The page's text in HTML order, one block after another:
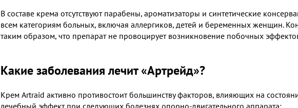
В составе крема отсутствуют парабены, ароматизаторы и синтетические
всем категориям больных, включая аллергиков, детей и беременных женщин.
таким образом, что препарат не провоцирует возникновение побочных
Какие заболевания лечит «Артрейд»?
Крем Artraid активно противостоит большинству факторов, влияющих на